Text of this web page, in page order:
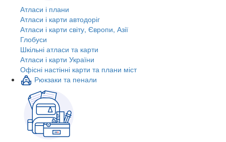
Атласи і плани
Атласи і карти автодоріг
Атласи і карти світу, Європи, Азії
Глобуси
Шкільні атласи та карти
Атласи і карти України
Офісні настінні карти та плани міст
Рюкзаки та пенали